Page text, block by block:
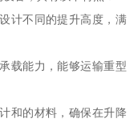
计不同的提升高度，满
载能力，能够运输重型
和的材料，确保在升降